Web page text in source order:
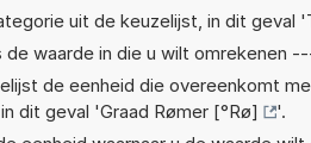
uit de keuzelijst, in dit geval '
de waarde in die u wilt omrekenen
de eenheid die overeenkomt
dit geval 'Graad Rømer [°Rø]
'.